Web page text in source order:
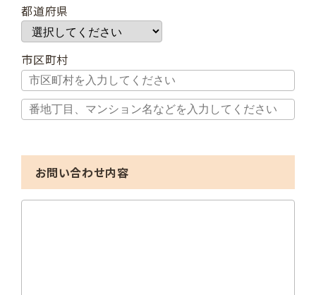
都道府県
市区町村
お問い合わせ内容